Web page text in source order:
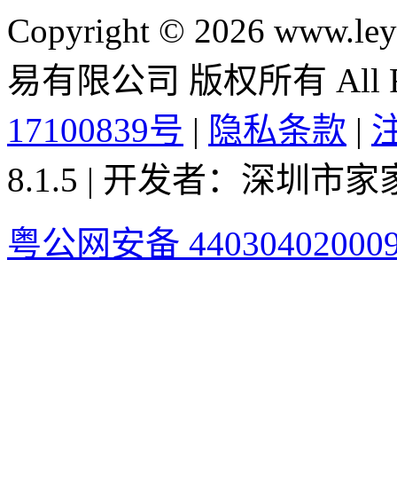
Copyright © 2026
易有限公司 版权所有 All
17100839号 | 隐私条款 |
8.1.5 | 开发者：深圳市
粤公网安备